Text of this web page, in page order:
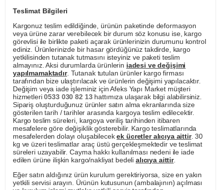
Teslimat Bilgileri
Kargonuz teslim edildiğinde, ürünün paketinde deformasyon
veya ürüne zarar verebilecek bir durum söz konusu ise, kargo
görevlisi ile birlikte paketi açarak ürünlerinizin durumunu kontrol
ediniz. Ürünlerinizde bir hasar gördüğünüz takdirde, kargo
yetkilisinden tutanak tutmasını isteyiniz ve paketi teslim
almayınız. Aksi durumlarda ürünlerin iadesi ve değişimi
yapılmamaktadır. Tutanak tutulan ürünler kargo firması
tarafından bize ulaştırılacak ve ürünlerin değişimi yapılacaktır.
Değişim veya iade işleminiz için Afeks Yapı Market müşteri
hizmetleri0533 030 82 13hattımıza ulaşarak bilgi alabilirsiniz.
Sipariş oluşturduğunuz ürünler satın alma ekranlarında size
gösterilen tarih / tarihler arasında kargoya teslim edilecektir.
Kargo teslim süreleri, kargoya veriliş tarihinden itibaren
mesafelere göre değişiklik gösterebilir. Kargo teslimatlarında
mesafelerden dolayı oluşabilecekek ücretler alıcıya aittir. 30
kg ve üzeri teslimatlar araç üstü gerçekleşmektedir ve teslimat
süreleri uzayabilir. Cayma hakkı kullanılması nedeni ile iade
edilen ürüne ilişkin kargo/nakliyat bedeli alıcıya aittir.
Eğer satın aldığınız ürün kurulum gerektiriyorsa, size en yakın
yetkili servisi arayın. Ürünün kutusunun (ambalajının) açılması